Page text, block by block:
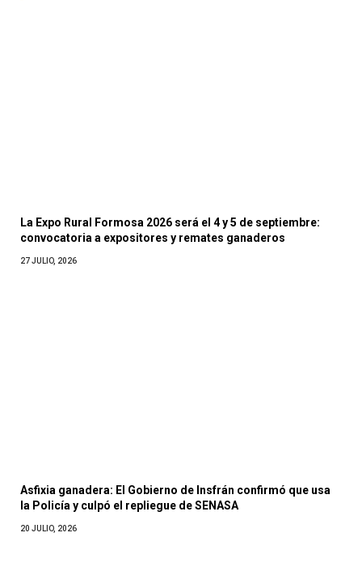
La Expo Rural Formosa 2026 será el 4 y 5 de septiembre:
convocatoria a expositores y remates ganaderos
27 JULIO, 2026
Asfixia ganadera: El Gobierno de Insfrán confirmó que usa
la Policía y culpó el repliegue de SENASA
20 JULIO, 2026